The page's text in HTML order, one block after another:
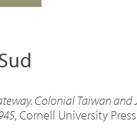
Colonial Taiwan and
, Cornell University Press